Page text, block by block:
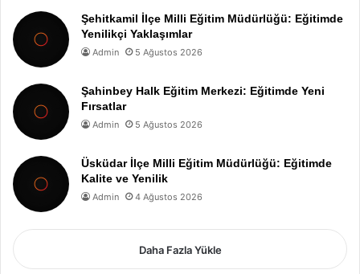
Şehitkamil İlçe Milli Eğitim Müdürlüğü: Eğitimde
Yenilikçi Yaklaşımlar
Admin 5 Ağustos 2026
Şahinbey Halk Eğitim Merkezi: Eğitimde Yeni
Fırsatlar
Admin 5 Ağustos 2026
Üsküdar İlçe Milli Eğitim Müdürlüğü: Eğitimde
Kalite ve Yenilik
Admin 4 Ağustos 2026
Daha Fazla Yükle